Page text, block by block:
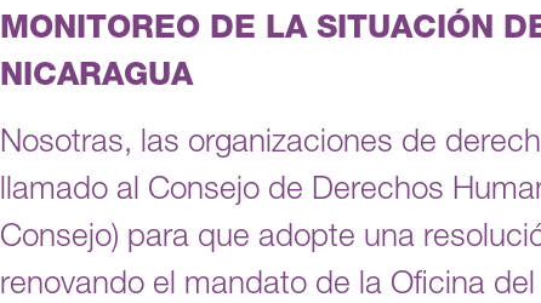
MONITOREO DE LA SITUACIÓN
NICARAGUA
Nosotras, las organizaciones de
llamado al Consejo de Derechos
Consejo) para que adopte una
renovando el mandato de la Oficina